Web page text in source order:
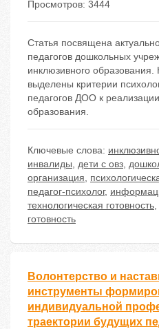
Просмотров: 3444
Статья посвящена
педагогов дошкольных
инклюзивного образования.
выделены критерии
педагогов ДОО к
образования.
Ключевые слова:
инвалиды, дети с овз,
организация,
педагог-психолог,
технологическая готовность,
готовность
Волонтерство и
инструменты
индивидуальной
траектории будущих